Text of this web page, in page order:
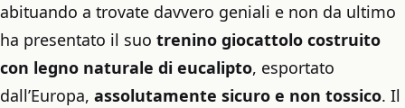
abituando a trovate davvero geniali e non da ultimo
ha presentato il suo trenino giocattolo costruito
con legno naturale di eucalipto, esportato
dall’Europa, assolutamente sicuro e non tossico. Il